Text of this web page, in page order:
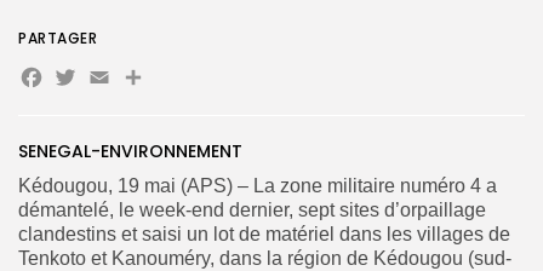
for:
SENEGAL-ENVIRONNEMENT
Kédougou, 19 mai (APS) – La zone militaire numéro 4 a
démantelé, le week-end dernier, sept sites d’orpaillage
clandestins et saisi un lot de matériel dans les villages de
Tenkoto et Kanouméry, dans la région de Kédougou (sud-
PARTAGER
Facebook
Twitter
Email